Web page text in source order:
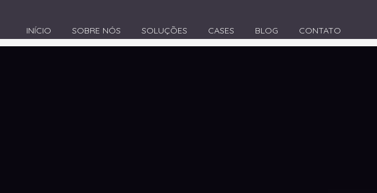
INÍCIO SOBRE NÓS SOLUÇÕES CASES BLOG CONTATO